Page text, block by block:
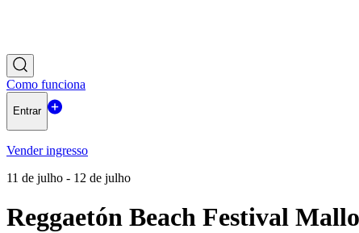
Como funciona
Entrar
Vender ingresso
11 de julho - 12 de julho
Reggaetón Beach Festival